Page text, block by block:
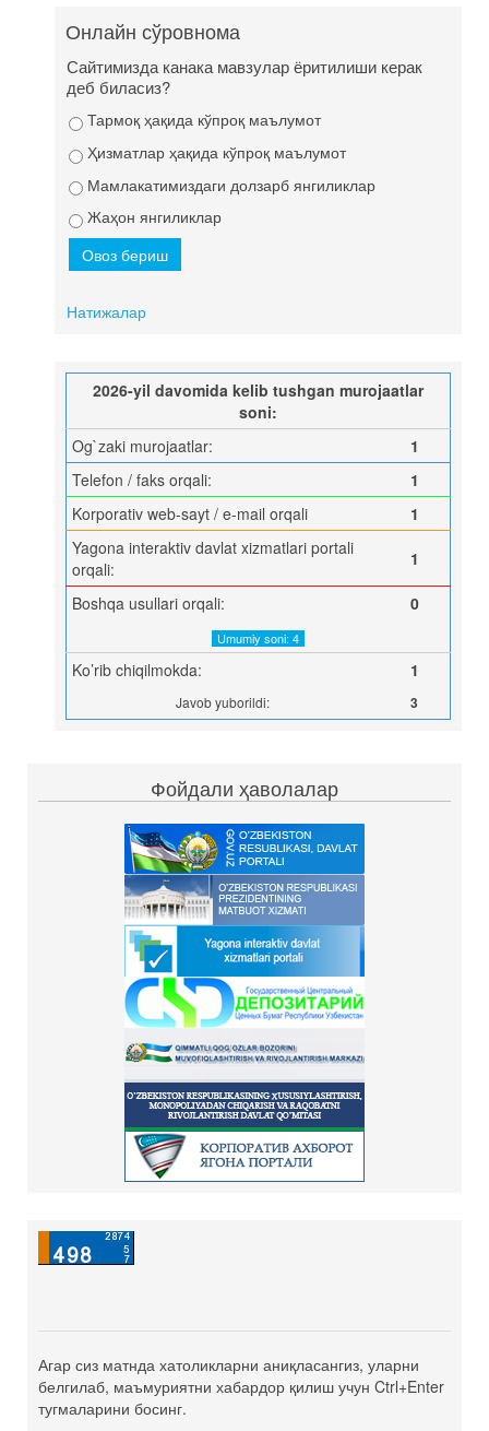
Онлайн сўровнома
Сайтимизда канака мавзулар ёритилиши керак
деб биласиз?
Тармоқ ҳақида кўпроқ маълумот
Ҳизматлар ҳақида кўпроқ маълумот
Мамлакатимиздаги долзарб янгиликлар
Жаҳон янгиликлар
Натижалар
2026-yil davomida kelib tushgan murojaatlar
soni:
Og`zaki murojaatlar:
1
Telefon / faks orqali:
1
Korporativ web-sayt / e-mail orqali
1
Yagona interaktiv davlat xizmatlari portali
orqali:
1
Boshqa usullari orqali: 0
Umumiy soni: 4
Ko’rib chiqilmokda: 1
Javob yuborildi: 3
Фойдали ҳаволалар
Агар сиз матнда хатоликларни аниқласангиз, уларни
белгилаб, маъмуриятни хабардор қилиш учун Ctrl+Enter
тугмаларини босинг.